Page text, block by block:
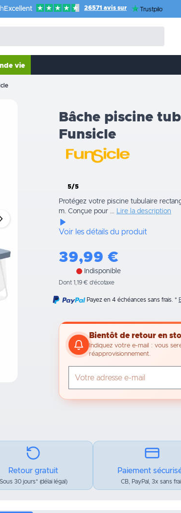
Excellent 26571 avis sur Trustpilot
vie
Bâche piscine
Funsicle
5/5
Protégez votre piscine tubulaire
m. Conçue pour ...
Lire la description
Voir les détails du produit
39,99 €
Indisponible
Dont 1,19 € d’écotaxe
Payez en 4 échéances sans frais.
Bientôt de retour en
Indiquez votre e-mail : vous
réapprovisionnement.
Retour gratuit
Sous 30 jours* (délai légal)
Paiement
CB, PayPal, 3x sans